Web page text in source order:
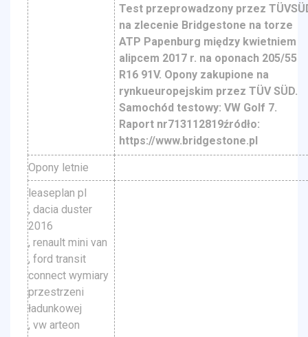
Test przeprowadzony przez
na zlecenie Bridgestone na torze
ATP Papenburg między kwietniem
alipcem 2017 r. na oponach 205/55
R16 91V. Opony zakupione na
rynkueuropejskim przez TÜV SÜD.
Samochód testowy: VW Golf 7.
Raport nr713112819źródło:
https://www.bridgestone.pl
Opony letnie
leaseplan pl
, dacia duster
2016
, renault mini van
, ford transit
connect wymiary
przestrzeni
ładunkowej
, vw arteon